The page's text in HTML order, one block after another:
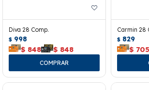
Diva 28 Comp.
$ 998
$ 848 $ 848
Carmin 28
$ 829
$ 705